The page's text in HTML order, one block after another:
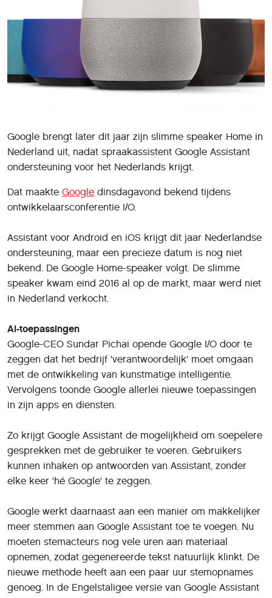
in Nederland verkocht.
AI-toepassingen
Google-CEO Sundar Pichai opende Google I/O door te
zeggen dat het bedrijf 'verantwoordelijk' moet omgaan
met de ontwikkeling van kunstmatige intelligentie.
Zo krijgt Google Assistant de mogelijkheid om soepelere
gesprekken met de gebruiker te voeren. Gebruikers
kunnen inhaken op antwoorden van Assistant, zonder
elke keer 'hé Google' te zeggen.
meer stemmen aan Google Assistant toe te voegen. Nu
moeten stemacteurs nog vele uren aan materiaal
opnemen, zodat gegenereerde tekst natuurlijk klinkt. De
nieuwe methode heeft aan een paar uur stemopnames
genoeg. In de Engelstaligee versie van Google Assistant
Legend kiezen.
Natuurlijke spraak
Google liet ook zien dat het werkt aan een methode
waarbij Assistant zelfstandig volledige
telefoongesprekken kan maken. De techniek is nog niet
Als voorbeeld toonde Google een gesprek met een
kapper. De gebruiker vroeg Assistant een afspraak te
maken, Assistant belde vervolgens zelfstandig zonder
maakte de afspraak. De kapster aan de lijn had niet in
de gaten dat ze met een computer sprak, omdat
Assistant natuurlijke zinnen maakt en soms 'uh' zegt.
Google Foto's
Ook Google Foto's krijgt nieuwe functies met